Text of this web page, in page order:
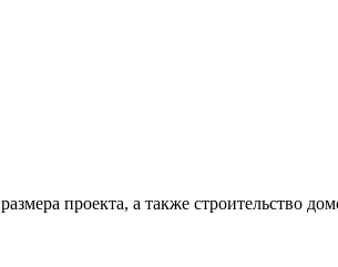
размера проекта, а также строительство